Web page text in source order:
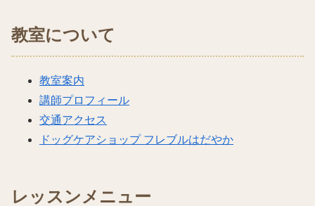
教室について
教室案内
講師プロフィール
交通アクセス
ドッグケアショップ フレブルはだやか
レッスンメニュー